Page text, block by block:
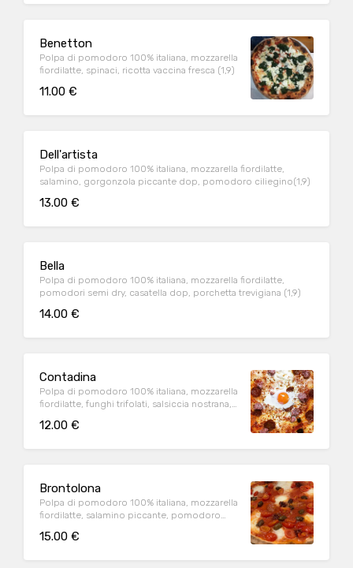
Benetton
Polpa di pomodoro 100% italiana, mozzarella
fiordilatte, spinaci, ricotta vaccina fresca (1,9)
11.00 €
Dell'artista
Polpa di pomodoro 100% italiana, mozzarella fiordilatte,
salamino, gorgonzola piccante dop, pomodoro ciliegino(1,9)
13.00 €
Bella
Polpa di pomodoro 100% italiana, mozzarella fiordilatte,
pomodori semi dry, casatella dop, porchetta trevigiana (1,9)
14.00 €
Contadina
Polpa di pomodoro 100% italiana, mozzarella
fiordilatte, funghi trifolati, salsiccia nostrana,
12.00 €
Brontolona
Polpa di pomodoro 100% italiana, mozzarella
fiordilatte, salamino piccante, pomodoro
campana dop (1,9)
15.00 €